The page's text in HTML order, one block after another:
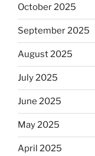
October 2025
September 2025
August 2025
July 2025
June 2025
May 2025
April 2025